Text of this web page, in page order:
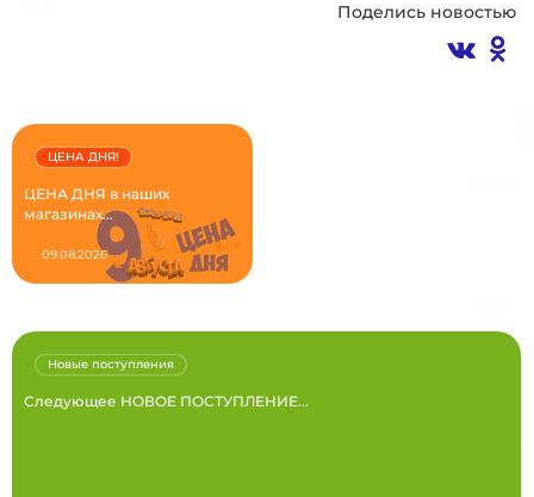
Поделись новостью
ЦЕНА ДНЯ в наших
магазинах...
ЦЕНА ДНЯ!
09.08.2026
Следующее НОВОЕ ПОСТУПЛЕНИЕ...
Новые поступления